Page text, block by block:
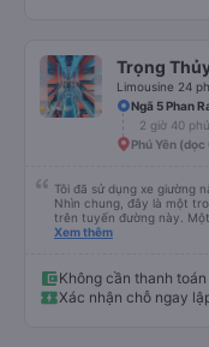
Trọng
Limousine 24
Ngã 5 Phan
2 giờ 40
Phú Yên (dọc
Tôi đã sử dụng xe giường
Nhìn chung, đây là một
trên tuyến đường này.
sinh trên xe, điều này có
chậm khoảng một tiếng,
không gặp vấn đề gì. Xe
sự và thân thiện. Có các
Xem thêm
Không cần thanh
Xác nhận chỗ ngay